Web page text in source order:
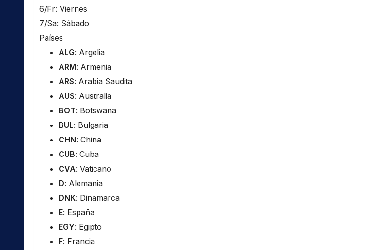
6/Fr: Viernes
7/Sa: Sábado
Países
ALG: Argelia
ARM: Armenia
ARS: Arabia Saudita
AUS: Australia
BOT: Botswana
BUL: Bulgaria
CHN: China
CUB: Cuba
CVA: Vaticano
D: Alemania
DNK: Dinamarca
E: España
EGY: Egipto
F: Francia